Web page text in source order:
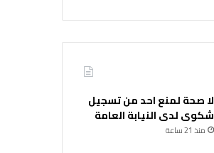
لا صحة لمنع احد من تسجيل
شكوى لدى النيابة العامة
منذ 21 ساعة